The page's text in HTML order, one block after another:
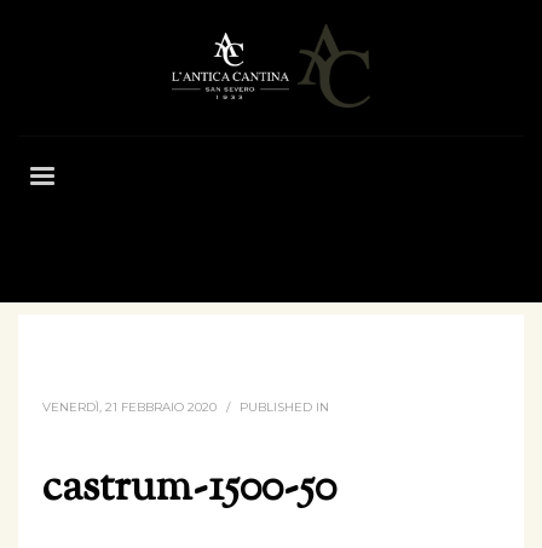
VENERDÌ, 21 FEBBRAIO 2020 / PUBLISHED IN
castrum-1500-50